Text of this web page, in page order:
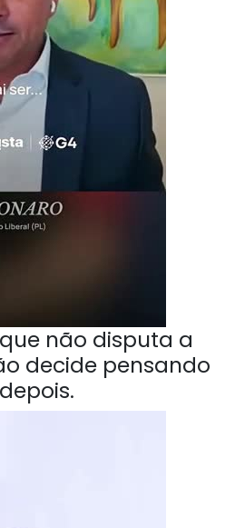
não disputa a
decide pensando